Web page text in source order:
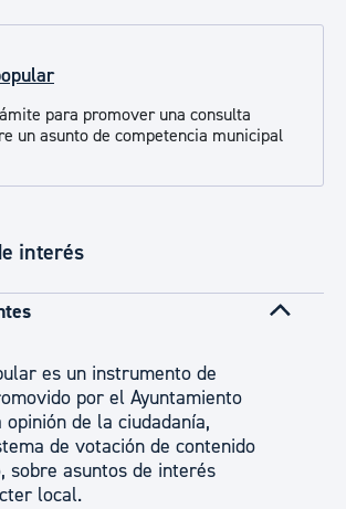
para promover una consulta
un asunto de competencia municipal
interés
es un instrumento de
por el Ayuntamiento
de la ciudadanía,
de votación de contenido
sobre asuntos de interés
local.